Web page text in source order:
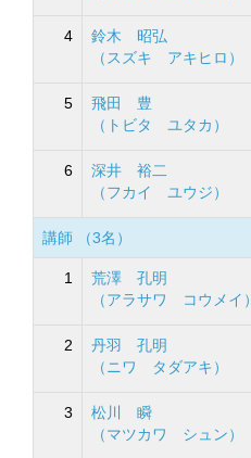
4
鈴木 昭弘
（スズキ アキヒロ）
5
飛田 豊
（トビタ ユタカ）
6
深井 裕二
（フカイ ユウジ）
講師 （3名）
1
荒澤 孔明
（アラサワ コウメイ）
2
丹羽 孔明
（ニワ タダアキ）
3
松川 瞬
（マツカワ シュン）